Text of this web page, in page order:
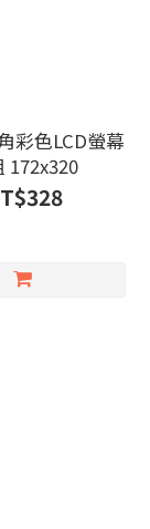
彩色LCD螢幕
172x320